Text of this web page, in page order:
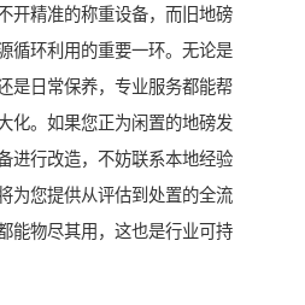
开精准的称重设备，而旧地磅
循环利用的重要一环。无论是
是日常保养，专业服务都能帮
化。如果您正为闲置的地磅发
进行改造，不妨联系本地经验
为您提供从评估到处置的全流
能物尽其用，这也是行业可持